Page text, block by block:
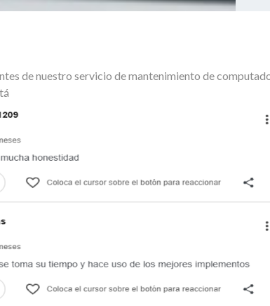
de nuestro servicio de mantenimiento de